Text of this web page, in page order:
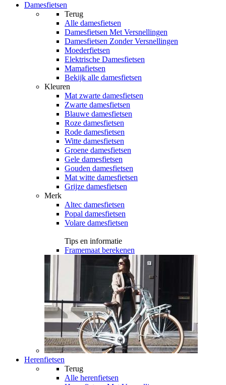
Damesfietsen
Terug
Alle damesfietsen
Damesfietsen Met Versnellingen
Damesfietsen Zonder Versnellingen
Moederfietsen
Elektrische Damesfietsen
Mamafietsen
Bekijk alle damesfietsen
Kleuren
Mat zwarte damesfietsen
Zwarte damesfietsen
Blauwe damesfietsen
Roze damesfietsen
Rode damesfietsen
Witte damesfietsen
Groene damesfietsen
Gele damesfietsen
Gouden damesfietsen
Mat witte damesfietsen
Grijze damesfietsen
Merk
Altec damesfietsen
Popal damesfietsen
Volare damesfietsen
Tips en informatie
Framemaat berekenen
Herenfietsen
Terug
Alle herenfietsen